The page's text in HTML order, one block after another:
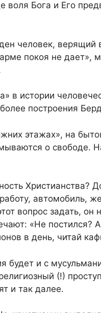
воля Бога и Его
человек, верящий
покоя не дает»,
в истории
построения
этажах», на
о свободе.
Христианства?
автомобиль,
вопрос задать, он
«Не постился?
в день, читай
будет и с
(!)
и так далее.